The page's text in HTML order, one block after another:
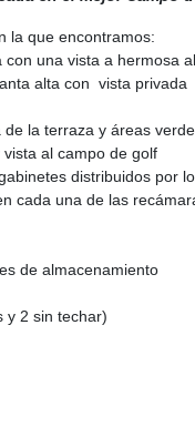
la que encontramos:
una vista a hermosa
alta con vista privada
la terraza y áreas
al campo de golf
distribuidos por
cada una de las
de almacenamiento
y 2 sin techar)